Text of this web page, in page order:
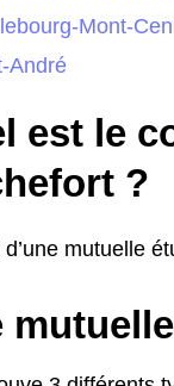
Mont-
André
est le
?
d’une mutuelle